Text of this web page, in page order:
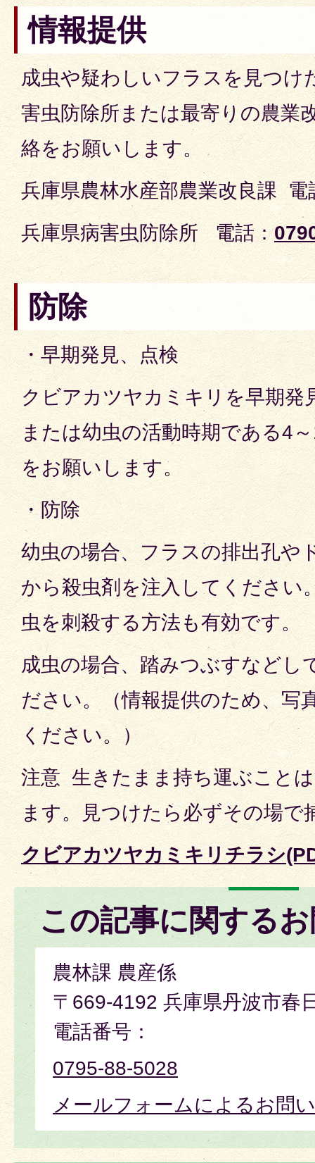
情報提供
成虫や疑わしいフラスを見つけ
害虫防除所または最寄りの農業
絡をお願いします。
兵庫県農林水産部農業改良課 電
兵庫県病害虫防除所 電話：
防除
・早期発見、点検
クビアカツヤカミキリを早期発
または幼虫の活動時期である4
をお願いします。
・防除
幼虫の場合、フラスの排出孔や
から殺虫剤を注入してください
虫を刺殺する方法も有効です。
成虫の場合、踏みつぶすなどし
ださい。（情報提供のため、写
ください。）
注意 生きたまま持ち運ぶこと
ます。見つけたら必ずその場で
クビアカツヤカミキリチラシ
この記事に関する
農林課 農産係
〒669-4192 兵庫県丹波市春
電話番号：
0795-88-5028
メールフォームによるお問